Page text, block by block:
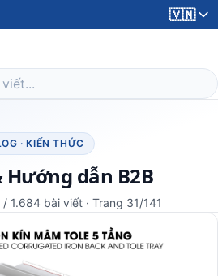
🇻🇳
· KIẾN THỨC
Hướng dẫn B2B
1.684 bài viết · Trang 31/141